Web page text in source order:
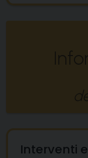
Interventi